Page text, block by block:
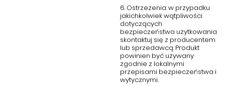
6. Ostrzeżenia: w przypadku
jakichkolwiek wątpliwości
dotyczących
bezpieczeństwa użytkowania
skontaktuj się z producentem
lub sprzedawcą. Produkt
powinien być używany
zgodnie z lokalnymi
przepisami bezpieczeństwa i
wytycznymi.